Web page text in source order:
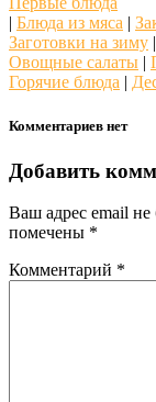
| Блюда из мяса |
Заготовки на зиму |
Овощные салаты |
Горячие блюда |
Комментариев нет
Добавить
Ваш адрес email не
помечены *
Комментарий *